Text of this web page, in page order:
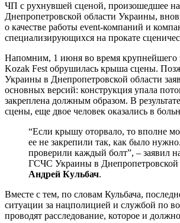
ЧП с рухнувшей сценой, произошедшее
Днепропетровской области Украины,
о качестве работы event-компаний и
специализирующихся на прокате
Напомним, 1 июня во время крупнейшего
Kozak Fest обрушилась крыша сцены.
Украины в Днепропетровской области
основных версий: конструкция упала
закреплена должным образом. В
сцены, еще двое человек оказались в
“Если крышу оторвало, то вполне
ее не закрепили так, как было
проверили каждый болт”, – заявил
ГСЧС Украины в Днепропетровской
Андрей Кульбач.
Вместе с тем, по словам Кульбача,
ситуации за нацполицией и службой по
проводят расследование, которое и